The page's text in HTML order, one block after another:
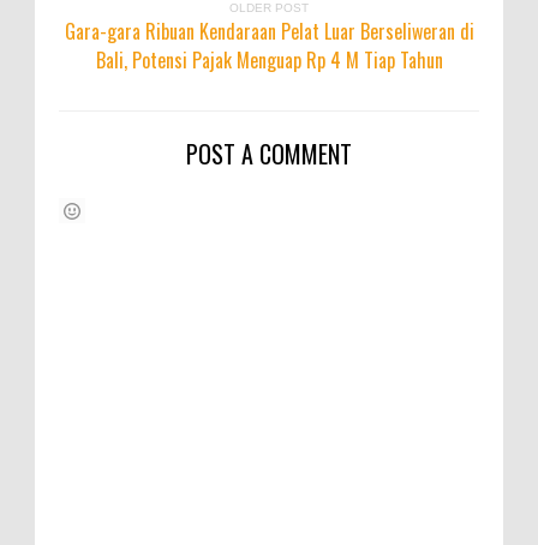
OLDER POST
Gara-gara Ribuan Kendaraan Pelat Luar Berseliweran di
Bali, Potensi Pajak Menguap Rp 4 M Tiap Tahun
POST A COMMENT